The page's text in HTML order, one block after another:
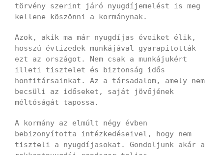
törvény szerint járó nyugdíjemelést is meg
kellene köszönni a kormánynak.
Azok, akik ma már nyugdíjas éveiket élik,
hosszú évtizedek munkájával gyarapították
ezt az országot. Nem csak a munkájukért
illeti tisztelet és biztonság idős
honfitársainkat. Az a társadalom, amely nem
becsüli az időseket, saját jövőjének
méltóságát tapossa.
A kormány az elmúlt négy évben
bebizonyította intézkedéseivel, hogy nem
tiszteli a nyugdíjasokat. Gondoljunk akár a